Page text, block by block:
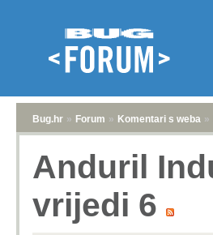
Bug.hr » Forum » Komentari s weba »
Anduril
vrijedi 6